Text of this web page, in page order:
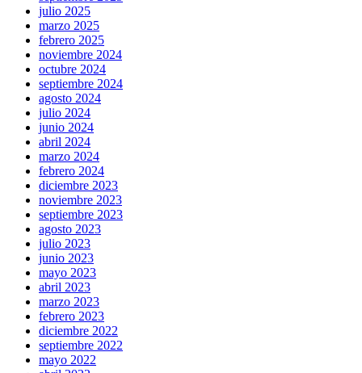
julio 2025
marzo 2025
febrero 2025
noviembre 2024
octubre 2024
septiembre 2024
agosto 2024
julio 2024
junio 2024
abril 2024
marzo 2024
febrero 2024
diciembre 2023
noviembre 2023
septiembre 2023
agosto 2023
julio 2023
junio 2023
mayo 2023
abril 2023
marzo 2023
febrero 2023
diciembre 2022
septiembre 2022
mayo 2022